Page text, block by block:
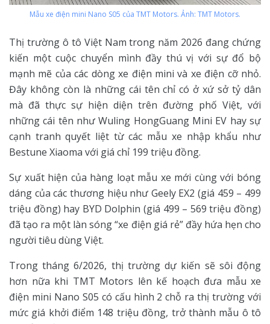
Mẫu xe điện mini Nano S05 của TMT Motors. Ảnh: TMT Motors.
Thị trường ô tô Việt Nam trong năm 2026 đang chứng
kiến một cuộc chuyển mình đầy thú vị với sự đổ bộ
mạnh mẽ của các dòng xe điện mini và xe điện cỡ nhỏ.
Đây không còn là những cái tên chỉ có ở xứ sở tỷ dân
mà đã thực sự hiện diện trên đường phố Việt, với
những cái tên như Wuling HongGuang Mini EV hay sự
cạnh tranh quyết liệt từ các mẫu xe nhập khẩu như
Bestune Xiaoma với giá chỉ 199 triệu đồng.
Sự xuất hiện của hàng loạt mẫu xe mới cùng với bóng
dáng của các thương hiệu như Geely EX2 (giá 459 – 499
triệu đồng) hay BYD Dolphin (giá 499 – 569 triệu đồng)
đã tạo ra một làn sóng “xe điện giá rẻ” đầy hứa hẹn cho
người tiêu dùng Việt.
Trong tháng 6/2026, thị trường dự kiến sẽ sôi động
hơn nữa khi TMT Motors lên kế hoạch đưa mẫu xe
điện mini Nano S05 có cấu hình 2 chỗ ra thị trường với
mức giá khởi điểm 148 triệu đồng, trở thành mẫu ô tô